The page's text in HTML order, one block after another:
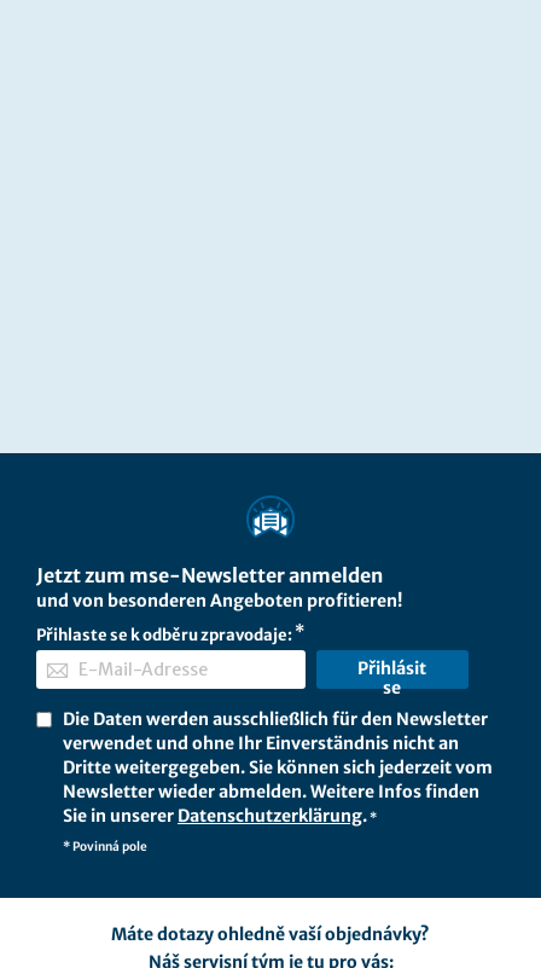
Jetzt zum mse-Newsletter anmelden
und von besonderen Angeboten profitieren!
Přihlaste se k odběru zpravodaje:
Přihlásit
se
Die Daten werden ausschließlich für den Newsletter
verwendet und ohne Ihr Einverständnis nicht an
Dritte weitergegeben. Sie können sich jederzeit vom
Newsletter wieder abmelden. Weitere Infos finden
Sie in unserer Datenschutzerklärung.*
* Povinná pole
Máte dotazy ohledně vaší objednávky?
Náš servisní tým je tu pro vás: